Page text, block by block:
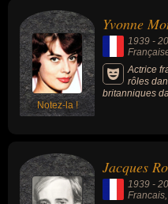
morts, ils peuvent avoir été
Notez-la !
Yvonne
1939 -
Actrice
rôles
britanniques
Les
Jacques
1939 -
Francais